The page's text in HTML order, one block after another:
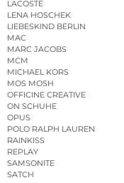
LACOSTE
LENA HOSCHEK
LIEBESKIND BERLIN
MAC
MARC JACOBS
MCM
MICHAEL KORS
MOS MOSH
OFFICINE CREATIVE
ON SCHUHE
OPUS
POLO RALPH LAUREN
RAINKISS
REPLAY
SAMSONITE
SATCH